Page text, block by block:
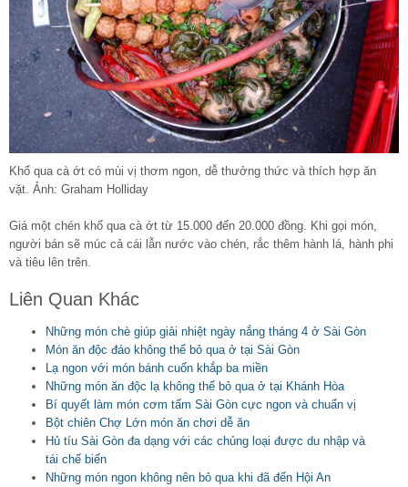
Khổ qua cà ớt có mùi vị thơm ngon, dễ thưởng thức và thích hợp ăn
vặt. Ảnh: Graham Holliday
Giá một chén khổ qua cà ớt từ 15.000 đến 20.000 đồng. Khi gọi món,
người bán sẽ múc cả cái lẫn nước vào chén, rắc thêm hành lá, hành phi
và tiêu lên trên.
Liên Quan Khác
Những món chè giúp giải nhiệt ngày nắng tháng 4 ở Sài Gòn
Món ăn độc đáo không thể bỏ qua ở tại Sài Gòn
Lạ ngon với món bánh cuốn khắp ba miền
Những món ăn độc lạ không thể bỏ qua ở tại Khánh Hòa
Bí quyết làm món cơm tấm Sài Gòn cực ngon và chuẩn vị
Bột chiên Chợ Lớn món ăn chơi dễ ăn
Hủ tíu Sài Gòn đa dạng với các chủng loại được du nhập và
tái chế biến
Những món ngon không nên bỏ qua khi đã đến Hội An